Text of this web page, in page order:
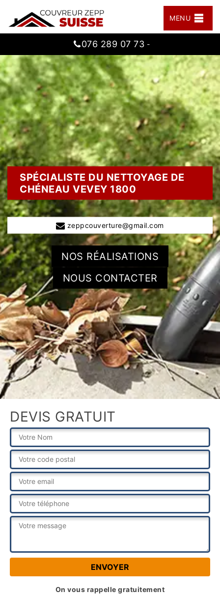
MENU
076 289 07 73 -
SPÉCIALISTE DU NETTOYAGE DE
CHÉNEAU VEVEY 1800
zeppcouverture@gmail.com
NOS RÉALISATIONS
NOUS CONTACTER
DEVIS GRATUIT
On vous rappelle gratuitement